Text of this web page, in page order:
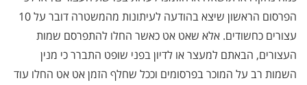
הפרסום הראשון שיצא בהודעה לעיתונות מהמשטרה דובר על 10
עצורים כחשודים. אלא שאט אט כאשר החלו להתפרסם שמות
העצורים, הבאתם למעצר או לדיון בפני שופט התברר כי מנין
השמות רב על המוכר בפרסומים וככל שחלף הזמן אט אט החלו עוד